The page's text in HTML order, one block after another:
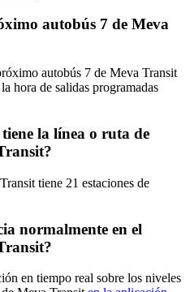
autobús 7 de Meva
autobús 7 de Meva Transit
hora de salidas programadas
la línea o ruta de
tiene 21 estaciones de
normalmente en el
en tiempo real sobre los niveles